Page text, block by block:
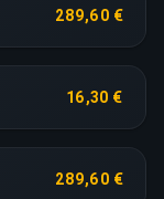
289,60 €
16,30 €
289,60 €